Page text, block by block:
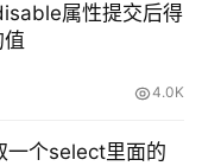
属性提交后得
4.0K
一个select里面的